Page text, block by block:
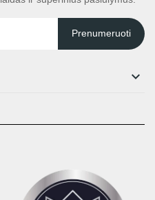
Prenumeruoti
